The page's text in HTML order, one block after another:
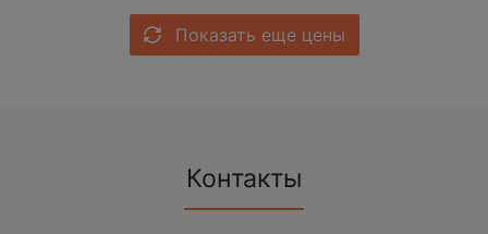
Показать еще цены
Контакты